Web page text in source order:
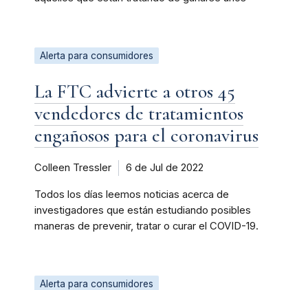
Alerta para consumidores
La FTC advierte a otros 45
vendedores de tratamientos
engañosos para el coronavirus
Colleen Tressler 6 de Jul de 2022
Todos los días leemos noticias acerca de
investigadores que están estudiando posibles
maneras de prevenir, tratar o curar el COVID-19.
Alerta para consumidores